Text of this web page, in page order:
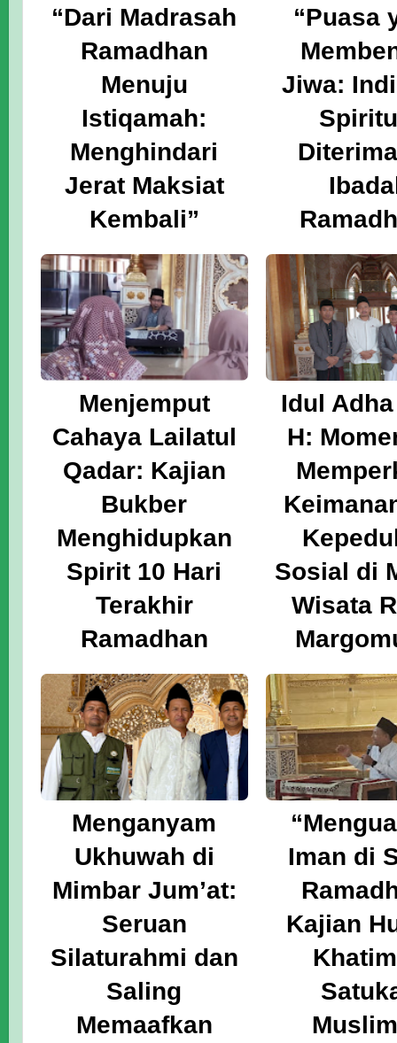
“Dari Madrasah
Ramadhan
Menuju
Istiqamah:
Menghindari
Jerat Maksiat
Kembali”
“Puasa
Jiwa:
Menjemput
Cahaya Lailatul
Qadar: Kajian
Bukber
Menghidupkan
Spirit 10 Hari
Terakhir
Ramadhan
Idul
H:
Sosial di
Wisata
Menganyam
Ukhuwah di
Mimbar Jum’at:
Seruan
Silaturahmi dan
Saling
Memaafkan
Iman di
Kajian